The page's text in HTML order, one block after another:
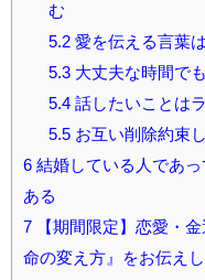
む
5.2愛を伝える言葉
5.3大丈夫な時間で
5.4話したいことは
5.5お互い削除約束
6 結婚している人であ
ある
7 【期間限定】恋愛・
命の変え方』をお伝えし